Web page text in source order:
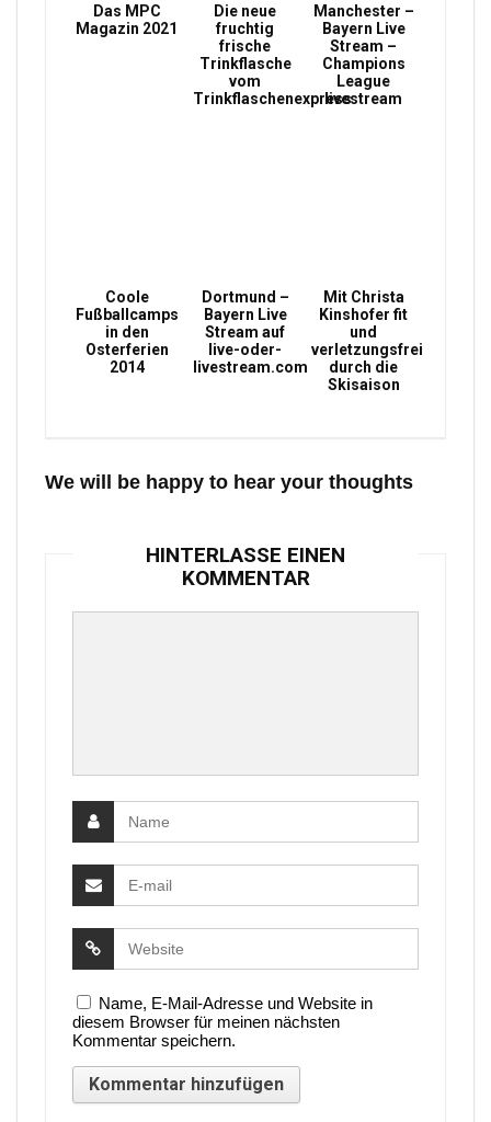
Das MPC
Magazin 2021
Die neue
fruchtig
frische
Trinkflasche
vom
Trinkflaschenexpress
Manchester –
Bayern Live
Stream –
Champions
League
livestream
Coole
Fußballcamps
in den
Osterferien
2014
Dortmund –
Bayern Live
Stream auf
live-oder-
livestream.com
Mit Christa
Kinshofer fit
und
verletzungsfrei
durch die
Skisaison
We will be happy to hear your thoughts
HINTERLASSE EINEN
KOMMENTAR
Name, E-Mail-Adresse und Website in
diesem Browser für meinen nächsten
Kommentar speichern.